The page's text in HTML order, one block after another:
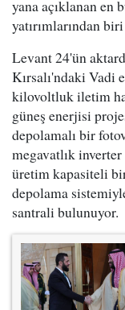
yana açıklanan
yatırımlarından
Levant 24'ün
Kırsalı'ndaki Vadi
kilovoltluk iletim
güneş enerjisi
depolamalı bir
megavatlık
üretim kapasiteli
depolama
santrali bulunuyor.